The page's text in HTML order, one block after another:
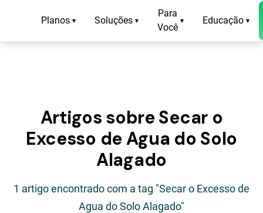
Planos ▾ Soluções ▾
Para
Você
▾ Educação ▾
Artigos sobre Secar o
Excesso de Agua do Solo
Alagado
1 artigo encontrado com a tag "Secar o Excesso de
Agua do Solo Alagado"